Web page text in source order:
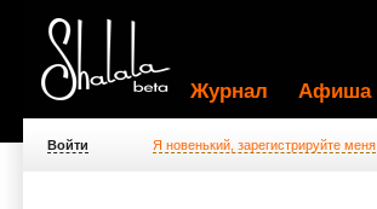
Журнал Афиша
Войти Я новенький, зарегистрируйте меня